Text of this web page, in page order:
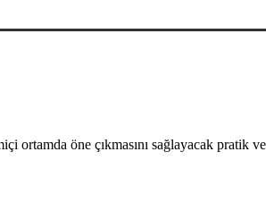
öne çıkmasını sağlayacak pratik